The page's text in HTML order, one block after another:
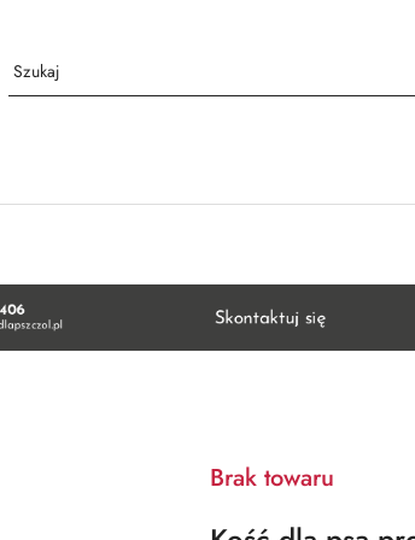
Brak towaru